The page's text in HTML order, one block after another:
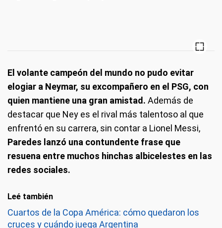
El volante campeón del mundo no pudo evitar
elogiar a Neymar, su excompañero en el PSG, con
quien mantiene una gran amistad. Además de
destacar que Ney es el rival más talentoso al que
enfrentó en su carrera, sin contar a Lionel Messi,
Paredes lanzó una contundente frase que
resuena entre muchos hinchas albicelestes en las
redes sociales.
Leé también
Cuartos de la Copa América: cómo quedaron los
cruces y cuándo juega Argentina